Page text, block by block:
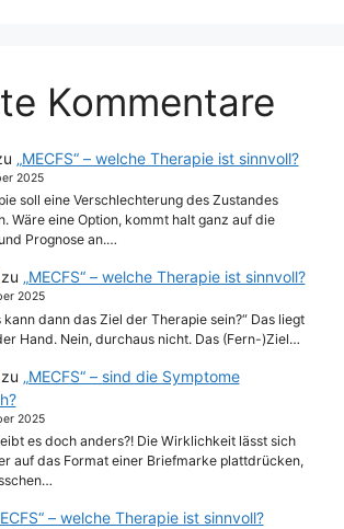
Kommentare
„MECFS“ – welche Therapie ist sinnvoll?
2025
soll eine Verschlechterung des Zustandes
Wäre eine Option, kommt halt ganz auf die
Prognose an.…
„MECFS“ – welche Therapie ist sinnvoll?
2025
kann dann das Ziel der Therapie sein?“ Das liegt
Hand. Nein, durchaus nicht. Das (Fern-)Ziel…
„MECFS“ – sind die Symptome
2025
es doch anders?! Die Wirklichkeit lässt sich
auf das Format einer Briefmarke plattdrücken,
– welche Therapie ist sinnvoll?